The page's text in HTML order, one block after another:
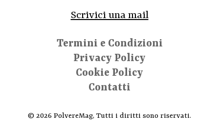
Scrivici una mail
Termini e Condizioni
Privacy Policy
Cookie Policy
Contatti
© 2026 PolvereMag, Tutti i diritti sono riservati.